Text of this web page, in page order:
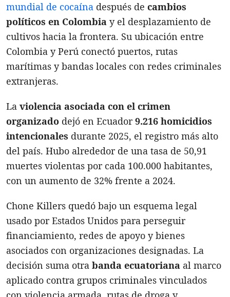
mundial de cocaína después de cambios
políticos en Colombia y el desplazamiento de
cultivos hacia la frontera. Su ubicación entre
Colombia y Perú conectó puertos, rutas
marítimas y bandas locales con redes criminales
extranjeras.
La violencia asociada con el crimen
organizado dejó en Ecuador9.216 homicidios
intencionales durante 2025, el registro más alto
del país. Hubo alrededor de una tasa de 50,91
muertes violentas por cada 100.000 habitantes,
con un aumento de 32% frente a 2024.
Chone Killers quedó bajo un esquema legal
usado por Estados Unidos para perseguir
financiamiento, redes de apoyo y bienes
asociados con organizaciones designadas. La
decisión suma otra banda ecuatoriana al marco
aplicado contra grupos criminales vinculados